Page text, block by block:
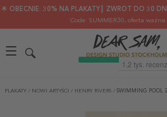
🌟 OBECNIE: 30% NA PLAKATY┃ ZWROT DO 30
Code: SUMMER30, oferta
PLAKATY / NOWI ARTYŚCI / HENRY RIVERS / SWIMMING POOL 2